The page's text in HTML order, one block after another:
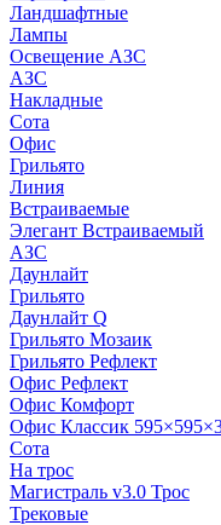
Ландшафтные
Лампы
Освещение АЗС
АЗС
Накладные
Сота
Офис
Грильято
Линия
Встраиваемые
Элегант Встраиваемый
АЗС
Даунлайт
Грильято
Даунлайт Q
Грильято Мозаик
Грильято Рефлект
Офис Рефлект
Офис Комфорт
Офис Классик
Сота
На трос
Магистраль v3.0 Трос
Трековые